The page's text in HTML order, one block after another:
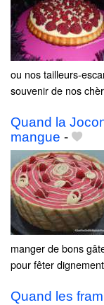
ou nos tailleurs-
souvenir de nos
Quand la
mangue -
manger de bons
pour fêter
Quand les